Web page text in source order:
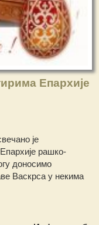
Епархије
је
рашко-
доносимо
Васкрса у некима